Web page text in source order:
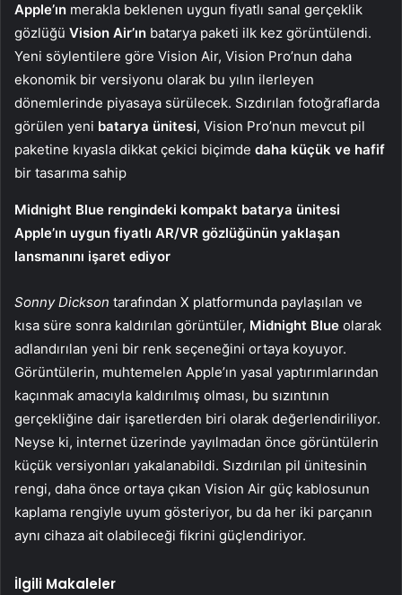
Apple’ın merakla beklenen uygun fiyatlı sanal gerçeklik
gözlüğü Vision Air’ın batarya paketi ilk kez görüntülendi.
Yeni söylentilere göre Vision Air, Vision Pro’nun daha
ekonomik bir versiyonu olarak bu yılın ilerleyen
dönemlerinde piyasaya sürülecek. Sızdırılan fotoğraflarda
görülen yeni batarya ünitesi, Vision Pro’nun mevcut pil
paketine kıyasla dikkat çekici biçimde daha küçük ve hafif
bir tasarıma sahip
Midnight Blue rengindeki kompakt batarya ünitesi
Apple’ın uygun fiyatlı AR/VR gözlüğünün yaklaşan
lansmanını işaret ediyor
Sonny Dickson tarafından X platformunda paylaşılan ve
kısa süre sonra kaldırılan görüntüler, Midnight Blue olarak
adlandırılan yeni bir renk seçeneğini ortaya koyuyor.
Görüntülerin, muhtemelen Apple’ın yasal yaptırımlarından
kaçınmak amacıyla kaldırılmış olması, bu sızıntının
gerçekliğine dair işaretlerden biri olarak değerlendiriliyor.
Neyse ki, internet üzerinde yayılmadan önce görüntülerin
küçük versiyonları yakalanabildi. Sızdırılan pil ünitesinin
rengi, daha önce ortaya çıkan Vision Air güç kablosunun
kaplama rengiyle uyum gösteriyor, bu da her iki parçanın
aynı cihaza ait olabileceği fikrini güçlendiriyor.
İlgili Makaleler